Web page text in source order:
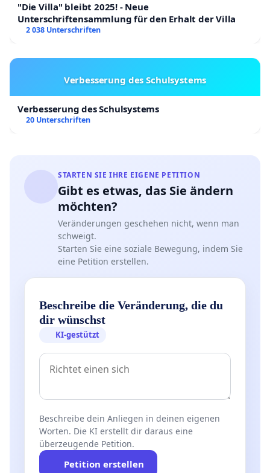
"Die Villa" bleibt 2025! - Neue
Unterschriftensammlung für den Erhalt der Villa
2 038 Unterschriften
Verbesserung des Schulsystems
Verbesserung des Schulsystems
20 Unterschriften
STARTEN SIE IHRE EIGENE PETITION
Gibt es etwas, das Sie ändern
möchten?
Veränderungen geschehen nicht, wenn man
schweigt.
Starten Sie eine soziale Bewegung, indem Sie
eine Petition erstellen.
Beschreibe die Veränderung, die du
dir wünschst
KI-gestützt
Beschreibe dein Anliegen in deinen eigenen
Worten. Die KI erstellt dir daraus eine
überzeugende Petition.
Petition erstellen